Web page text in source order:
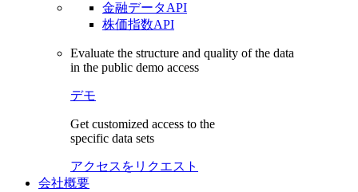
金融データAPI
株価指数API
Evaluate the structure and quality of the data
in the public demo access
デモ
Get customized access to the
specific data sets
アクセスをリクエスト
会社概要